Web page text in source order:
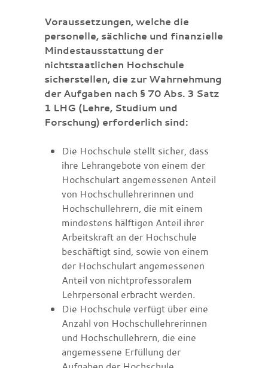
Voraussetzungen, welche die
personelle, sächliche und finanzielle
Mindestausstattung der
nichtstaatlichen Hochschule
sicherstellen, die zur Wahrnehmung
der Aufgaben nach § 70 Abs. 3 Satz
1 LHG (Lehre, Studium und
Forschung) erforderlich sind:
Die Hochschule stellt sicher, dass
ihre Lehrangebote von einem der
Hochschulart angemessenen Anteil
von Hochschullehrerinnen und
Hochschullehrern, die mit einem
mindestens hälftigen Anteil ihrer
Arbeitskraft an der Hochschule
beschäftigt sind, sowie von einem
der Hochschulart angemessenen
Anteil von nichtprofessoralem
Lehrpersonal erbracht werden.
Die Hochschule verfügt über eine
Anzahl von Hochschullehrerinnen
und Hochschullehrern, die eine
angemessene Erfüllung der